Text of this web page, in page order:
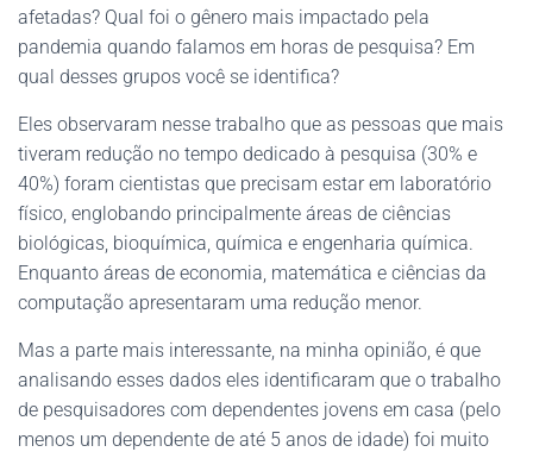
afetadas? Qual foi o gênero mais impactado pela
pandemia quando falamos em horas de pesquisa? Em
qual desses grupos você se identifica?
Eles observaram nesse trabalho que as pessoas que mais
tiveram redução no tempo dedicado à pesquisa (30% e
40%) foram cientistas que precisam estar em laboratório
físico, englobando principalmente áreas de ciências
biológicas, bioquímica, química e engenharia química.
Enquanto áreas de economia, matemática e ciências da
computação apresentaram uma redução menor.
Mas a parte mais interessante, na minha opinião, é que
analisando esses dados eles identificaram que o trabalho
de pesquisadores com dependentes jovens em casa (pelo
menos um dependente de até 5 anos de idade) foi muito